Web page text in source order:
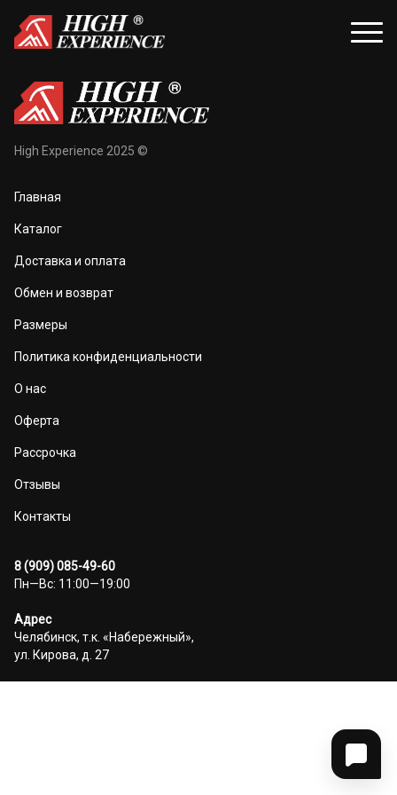
и перчатки
и маски
High Experience 2025 ©
Главная
Каталог
Доставка и оплата
Обмен и возврат
Размеры
Политика конфиденциальности
О нас
Оферта
Рассрочка
Отзывы
Контакты
8 (909) 085-49-60
Пн—Вс: 11:00—19:00
Адрес
Челябинск, т.к. «Набережный»,
ул. Кирова, д. 27